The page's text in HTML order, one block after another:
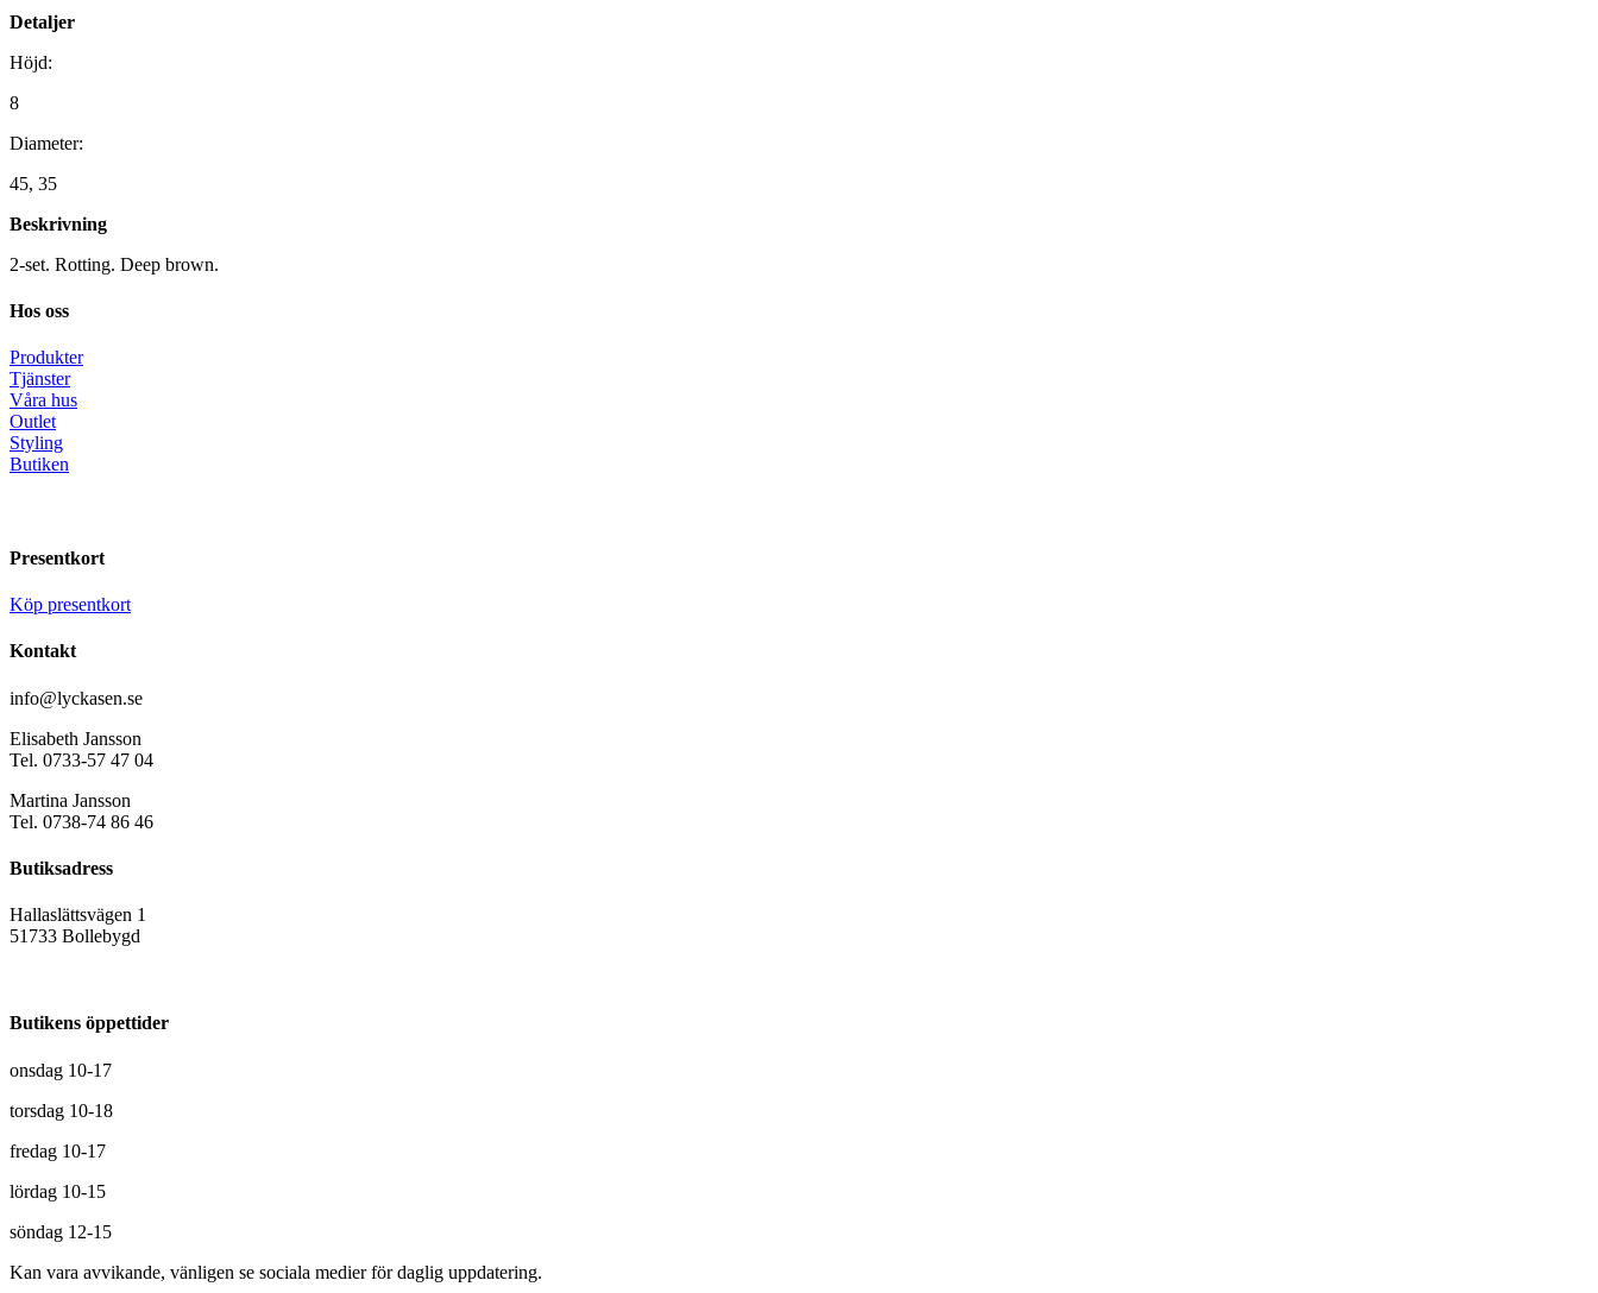
Detaljer
Höjd:
8
Diameter:
45, 35
Beskrivning
2-set. Rotting. Deep brown.
Hos oss
Produkter
Tjänster
Våra hus
Outlet
Styling
Butiken
Presentkort
Köp presentkort
Kontakt
info@lyckasen.se
Elisabeth Jansson
Tel. 0733-57 47 04
Martina Jansson
Tel. 0738-74 86 46
Butiksadress
Hallaslättsvägen 1
51733 Bollebygd
Butikens öppettider
onsdag 10-17
torsdag 10-18
fredag 10-17
lördag 10-15
söndag 12-15
Kan vara avvikande, vänligen se sociala medier för daglig uppdatering.